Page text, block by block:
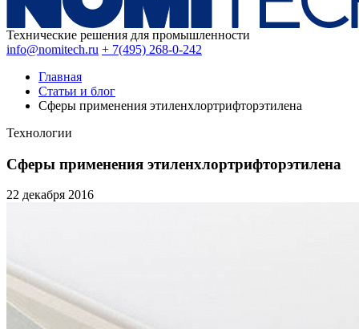
Технические решения для промышленности
info@nomitech.ru + 7(495) 268-0-242
Главная
Статьи и блог
Сферы применения этиленхлортрифторэтилена
Технологии
Сферы применения этиленхлортрифторэтилена
22 декабря 2016